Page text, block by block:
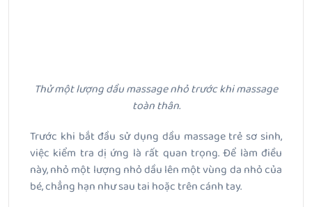
Thử một lượng dầu massage nhỏ trước khi massage
toàn thân.
Trước khi bắt đầu sử dụng dầu massage trẻ sơ sinh,
việc kiểm tra dị ứng là rất quan trọng. Để làm điều
này, nhỏ một lượng nhỏ dầu lên một vùng da nhỏ của
bé, chẳng hạn như sau tai hoặc trên cánh tay.